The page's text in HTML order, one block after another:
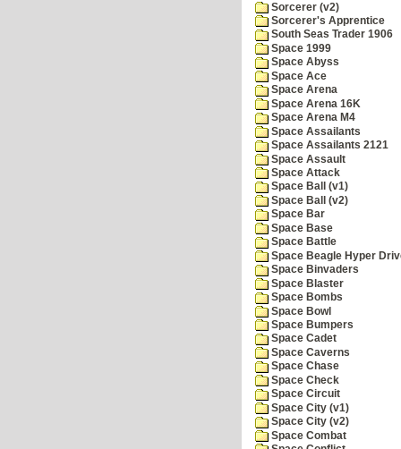
Sorcerer (v2)
Sorcerer's Apprentice
South Seas Trader 1906
Space 1999
Space Abyss
Space Ace
Space Arena
Space Arena 16K
Space Arena M4
Space Assailants
Space Assailants 2121
Space Assault
Space Attack
Space Ball (v1)
Space Ball (v2)
Space Bar
Space Base
Space Battle
Space Beagle Hyper
Space Binvaders
Space Blaster
Space Bombs
Space Bowl
Space Bumpers
Space Cadet
Space Caverns
Space Chase
Space Check
Space Circuit
Space City (v1)
Space City (v2)
Space Combat